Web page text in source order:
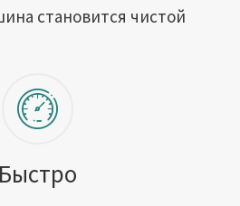
становится чистой
Быстро